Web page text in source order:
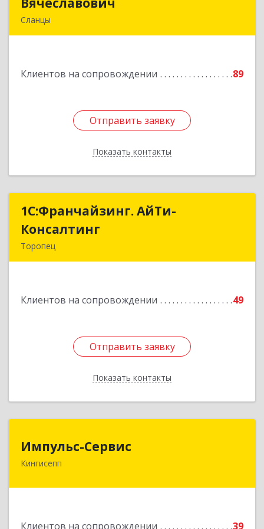
Сланцы
Клиентов на сопровождении 89
Отправить заявку
Показать контакты
Подробнее
Отправить заявку
Назад
1С:Франчайзинг. АйТи-
Консалтинг
Торопец
Клиентов на сопровождении 49
Отправить заявку
Показать контакты
1С:Франчайзинг. АйТи-
Подробнее
Отправить заявку
Назад
Импульс-Сервис
Кингисепп
Клиентов на сопровождении 39
188480, Ленинградская обл, Кингисеппский р-н,